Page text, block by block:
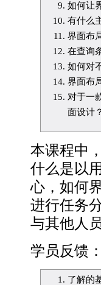
如何让
有什么
界面布
在查询
如何对
界面布
对于一
面设计？
本课程中
什么是以
心，如何
进行任务
与其他人
学员反馈：
了解的